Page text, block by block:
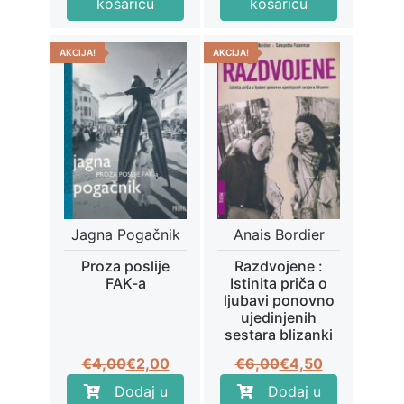
je:
€4,00.
€2,00.
košaricu
košaricu
AKCIJA!
Jagna Pogačnik
Proza poslije
FAK-a
€4,00Izvorna
cijena
€2,00
Trenutna
cijena
Dodaj u
AKCIJA!
Anais Bordier
Razdvojene :
Istinita priča o
ljubavi ponovno
ujedinjenih
sestara blizanki
€6,00Izvorna
cijena
€4,50
Trenutna
cijena
Dodaj u